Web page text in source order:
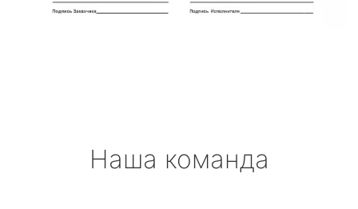
Наша команда